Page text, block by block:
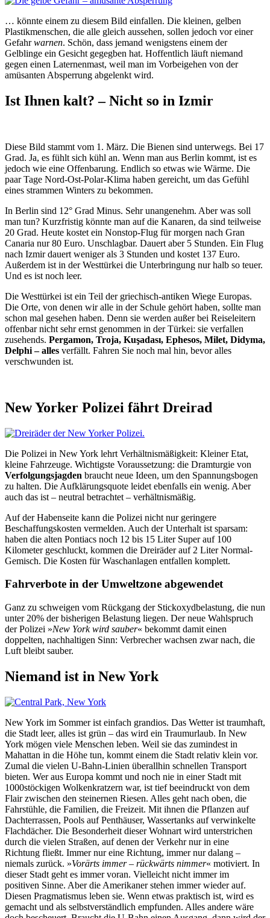
… könnte einem zu diesem Bild einfallen. Die kleinen, gelben
Plastikmenschen, die alle gleich aussehen, sollen jedoch vor einer
Gefahrwarnen. Schön, dass jemand wenigstens einem der
Gelblinge ein Gesicht gegegben hat. Hoffentlich läuft niemand
gegen einen Laternenmast, weil man im Vorbeigehen von der
amüsanten Absperrung abgelenkt wird.
Ist Ihnen kalt? – Nicht so in Izmir
Diese Bild stammt vom 1. März. Die Bienen sind unterwegs. Bei 17
Grad. Ja, es fühlt sich kühl an. Wenn man aus Berlin kommt, ist es
jedoch wie eine Offenbarung. Endlich so etwas wie Wärme. Die
paar Tage Nord-Ost-Polar-Klima haben gereicht, um das Gefühl
eines strammen Winters zu bekommen.
In Berlin sind 12° Grad Minus. Sehr unangenehm. Aber was soll
man tun? Kurzfristig könnte man auf die Kanaren, da sind teilweise
20 Grad. Heute kostet ein Nonstop-Flug für morgen nach Gran
Canaria nur 80 Euro. Unschlagbar. Dauert aber 5 Stunden. Ein Flug
nach Izmir dauert weniger als 3 Stunden und kostet 137 Euro.
Außerdem ist in der Westtürkei die Unterbringung nur halb so teuer.
Und es ist noch leer.
Die Westtürkei ist ein Teil der griechisch-antiken Wiege Europas.
Die Orte, von denen wir alle in der Schule gehört haben, sollte man
schon mal gesehen haben. Denn sie werden außer bei Reiseleitern
offenbar nicht sehr ernst genommen in der Türkei: sie verfallen
zusehends. Pergamon, Troja, Kuşadası, Ephesos, Milet, Didyma,
Delphi – alles verfällt. Fahren Sie noch mal hin, bevor alles
verschwunden ist.
New Yorker Polizei fährt Dreirad
Die Polizei in New York lehrt Verhältnismäßigkeit: Kleiner Etat,
kleine Fahrzeuge. Wichtigste Voraussetzung: die Dramturgie von
Verfolgungsjagden braucht neue Ideen, um den Spannungsbogen
zu halten. Die Aufklärungsquote leidet ebenfalls ein wenig. Aber
auch das ist – neutral betrachtet – verhältnismäßig.
Auf der Habenseite kann die Polizei nicht nur geringere
Beschaffungskosten vermelden. Auch der Unterhalt ist sparsam:
haben die alten Pontiacs noch 12 bis 15 Liter Super auf 100
Kilometer geschluckt, kommen die Dreiräder auf 2 Liter Normal-
Gemisch. Die Kosten für Waschanlagen entfallen komplett.
Fahrverbote in der Umweltzone abgewendet
Ganz zu schweigen vom Rückgang der Stickoxydbelastung, die nun
unter 20% der bisherigen Belastung liegen. Der neue Wahlspruch
der Polizei »New York wird sauber« bekommt damit einen
doppelten, nachhaltigen Sinn: Verbrecher wachsen zwar nach, die
Luft bleibt sauber.
Niemand ist in New York
New York im Sommer ist einfach grandios. Das Wetter ist traumhaft,
die Stadt leer, alles ist grün – das wird ein Traumurlaub. In New
York mögen viele Menschen leben. Weil sie das zumindest in
Mahattan in die Höhe tun, kommt einem die Stadt relativ klein vor.
Zumal die vielen U-Bahn-Linien überallhin schnellen Transport
bieten. Wer aus Europa kommt und noch nie in einer Stadt mit
1000stöckigen Wolkenkratzern war, ist tief beeindruckt von dem
Flair zwischen den steinernen Riesen. Alles geht nach oben, die
Fahrstühle, die Familien, die Freizeit. Mit ihnen die Pflanzen auf
Dachterrassen, Pools auf Penthäuser, Wassertanks auf verwinkelte
Flachdächer. Die Besonderheit dieser Wohnart wird unterstrichen
durch die vielen Straßen, auf denen der Verkehr nur in eine
Richtung fließt. Immer nur eine Richtung, immer nur dalang –
niemals zurück. »Vorärts immer – rückwärts nimmer« motiviert. In
dieser Stadt geht es immer voran. Vielleicht nicht immer im
positiven Sinne. Aber die Amerikaner stehen immer wieder auf.
Diesen Pragmatismus leben sie. Wenn etwas praktisch ist, wird es
gemacht und als selbstverständlich empfunden. Alles andere wäre